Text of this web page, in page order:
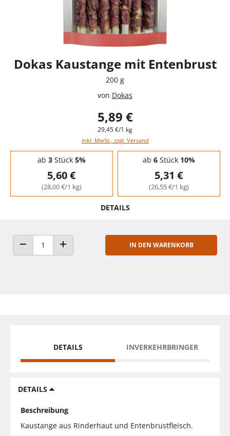
Dokas Kaustange mit Entenbrust
200 g
von Dokas
5,89 €
29,45 €/1 kg
inkl. MwSt., zzgl. Versand
Staffelpreise - Mengenrabatt
ab 3Stück 5%
5,60 €
(28,00 €/1 kg)
ab 6Stück 10%
5,31 €
(26,55 €/1 kg)
DETAILS
ANZAHL VERRINGERNANZAHL ERHÖHEN
IN DEN WARENKORB
DETAILS INVERKEHRBRINGER
DETAILS
Beschreibung
Kaustange aus Rinderhaut und Entenbrustfleisch.